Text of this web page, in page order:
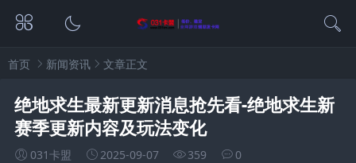
首页 新闻资讯 文章正文
绝地求生最新更新消息抢先看-绝地求生新
赛季更新内容及玩法变化
031卡盟 2025-09-07 359 0